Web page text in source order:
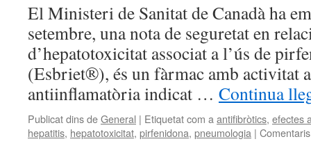
El Ministeri de Sanitat de Canadà ha
setembre, una nota de seguretat en
d’hepatotoxicitat associat a l’ús de
(Esbriet®), és un fàrmac amb activitat
antiinflamatòria indicat … Continua
Publicat dins deGeneral | Etiquetat com a antifibròtics, efectes
hepatitis, hepatotoxicitat, pirfenidona, pneumologia |